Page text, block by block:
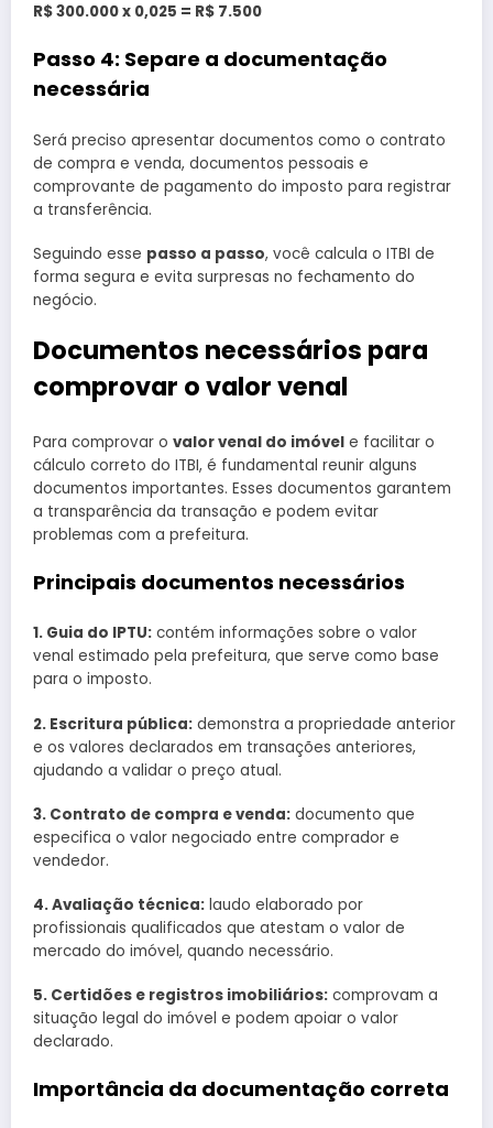
R$ 300.000 x 0,025 = R$ 7.500
Passo 4: Separe a documentação
necessária
Será preciso apresentar documentos como o contrato
de compra e venda, documentos pessoais e
comprovante de pagamento do imposto para registrar
a transferência.
Seguindo esse passo a passo, você calcula o ITBI de
forma segura e evita surpresas no fechamento do
negócio.
Documentos necessários para
comprovar o valor venal
Para comprovar o valor venal do imóvel e facilitar o
cálculo correto do ITBI, é fundamental reunir alguns
documentos importantes. Esses documentos garantem
a transparência da transação e podem evitar
problemas com a prefeitura.
Principais documentos necessários
1. Guia do IPTU: contém informações sobre o valor
venal estimado pela prefeitura, que serve como base
para o imposto.
2. Escritura pública: demonstra a propriedade anterior
e os valores declarados em transações anteriores,
ajudando a validar o preço atual.
3. Contrato de compra e venda: documento que
especifica o valor negociado entre comprador e
vendedor.
4. Avaliação técnica: laudo elaborado por
profissionais qualificados que atestam o valor de
mercado do imóvel, quando necessário.
5. Certidões e registros imobiliários: comprovam a
situação legal do imóvel e podem apoiar o valor
declarado.
Importância da documentação correta